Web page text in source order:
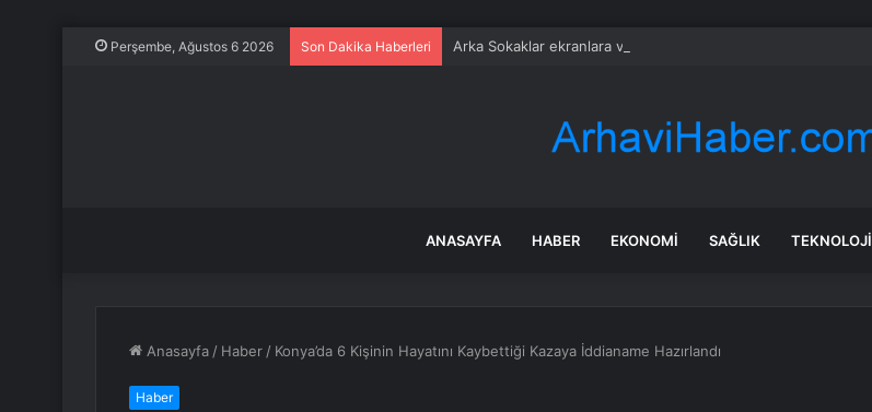
Perşembe, Ağustos 6 2026 Son Dakika Haberleri Arka Sokaklar ekranlara veda etti: 20 yıllık macera sona erdi
ANASAYFA HABER EKONOMI SAĞLIK TEKNOLOJI
Anasayfa / Haber / Konya’da 6 Kişinin Hayatını Kaybettiği Kazaya İddianame Hazırlandı
Haber